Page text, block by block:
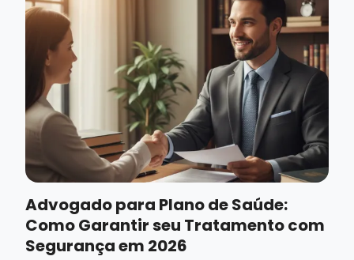
Advogado para Plano de Saúde:
Como Garantir seu Tratamento com
Segurança em 2026